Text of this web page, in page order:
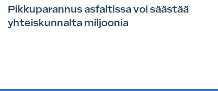
Pikkuparannus asfaltissa voi säästää
yhteiskunnalta miljoonia